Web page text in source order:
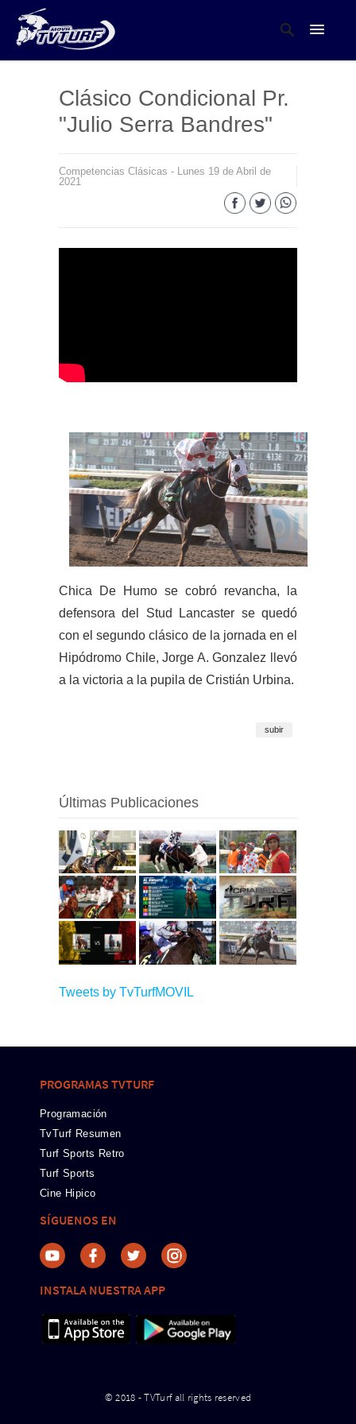
Clásico Condicional Pr.
"Julio Serra Bandres"
Competencias Clásicas - Lunes 19 de Abril de
2021
Chica De Humo se cobró revancha, la
defensora del Stud Lancaster se quedó
con el segundo clásico de la jornada en el
Hipódromo Chile, Jorge A. Gonzalez llevó
a la victoria a la pupila de Cristián Urbina.
subir
Últimas Publicaciones
Tweets by TvTurfMOVIL
PROGRAMAS TVTURF
Programación
TvTurf Resumen
Turf Sports Retro
Turf Sports
Cine Hipico
SÍGUENOS EN
INSTALA NUESTRA APP
© 2018 - TVTurf all rights reserved